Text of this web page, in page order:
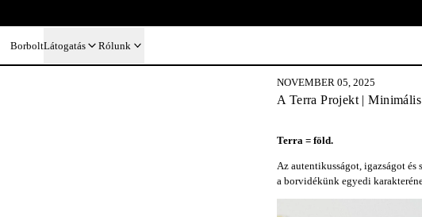
BorboltLátogatás Rólunk
NOVEMBER 05, 2025
A Terra Projekt |
Terra = föld.
Az autentikusságot, igazságot
a borvidékünk egyedi